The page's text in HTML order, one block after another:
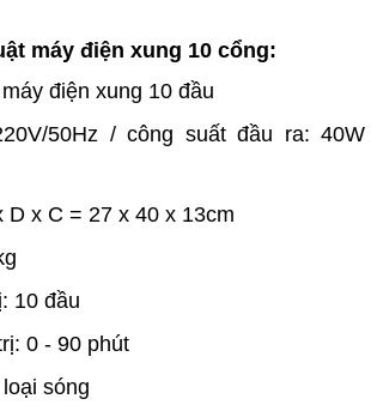
máy điện xung 10 cổng:
điện xung 10 đầu
50Hz / công suất đầu ra: 40W
x C = 27 x 40 x 13cm
10 đầu
0 - 90 phút
sóng